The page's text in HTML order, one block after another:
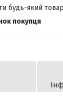
будь-який
покупця